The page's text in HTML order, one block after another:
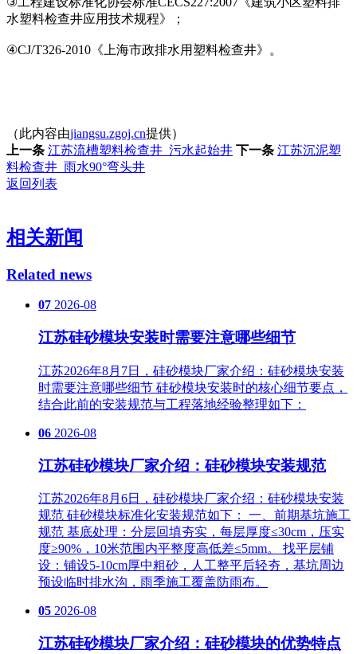
水塑料检查井应用技术规程》；
④CJ/T326-2010《上海市政排水用塑料检查井》。
（此内容由jiangsu.zgoj.cn提供）
上一条 江苏流槽塑料检查井_污水起始井 下一条 江苏沉泥塑
料检查井_雨水90°弯头井
返回列表
相关新闻
Related news
07 2026-08
江苏硅砂模块安装时需要注意哪些细节
江苏2026年8月7日，硅砂模块厂家介绍：硅砂模块安装
时需要注意哪些细节 硅砂模块安装时的核心细节要点，
结合此前的安装规范与工程落地经验整理如下：
06 2026-08
江苏硅砂模块厂家介绍：硅砂模块安装规范
江苏2026年8月6日，硅砂模块厂家介绍：硅砂模块安装
规范 硅砂模块标准化安装规范如下： 一、前期基坑施工
规范 基底处理‌：分层回填夯实，每层厚度≤30cm，压实
度≥90%，10米范围内平整度高低差≤5mm。 找平层铺
设‌：铺设5-10cm厚中粗砂，人工整平后轻夯，基坑周边
预设临时排水沟，雨季施工覆盖防雨布。
05 2026-08
江苏硅砂模块厂家介绍：硅砂模块的优势特点